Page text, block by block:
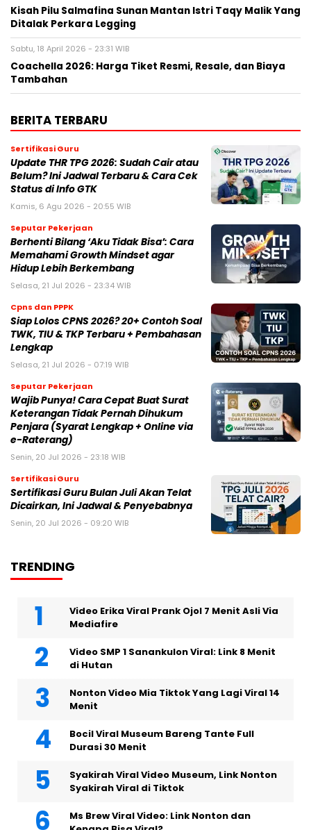
Kisah Pilu Salmafina Sunan Mantan Istri Taqy Malik Yang
Ditalak Perkara Legging
Sabtu, 18 April 2026 - 23:31 WIB
Coachella 2026: Harga Tiket Resmi, Resale, dan Biaya
Tambahan
BERITA TERBARU
Sertifikasi Guru
Update THR TPG 2026: Sudah Cair atau
Belum? Ini Jadwal Terbaru & Cara Cek
Status di Info GTK
Kamis, 6 Agu 2026 - 20:55 WIB
Seputar Pekerjaan
Berhenti Bilang ‘Aku Tidak Bisa’: Cara
Memahami Growth Mindset agar
Hidup Lebih Berkembang
Selasa, 21 Jul 2026 - 23:34 WIB
Cpns dan PPPK
Siap Lolos CPNS 2026? 20+ Contoh Soal
TWK, TIU & TKP Terbaru + Pembahasan
Lengkap
Selasa, 21 Jul 2026 - 07:19 WIB
Seputar Pekerjaan
Wajib Punya! Cara Cepat Buat Surat
Keterangan Tidak Pernah Dihukum
Penjara (Syarat Lengkap + Online via
e-Raterang)
Senin, 20 Jul 2026 - 23:18 WIB
Sertifikasi Guru
Sertifikasi Guru Bulan Juli Akan Telat
Dicairkan, Ini Jadwal & Penyebabnya
Senin, 20 Jul 2026 - 09:20 WIB
TRENDING
Video Erika Viral Prank Ojol 7 Menit Asli Via
Mediafire
Video SMP 1 Sanankulon Viral: Link 8 Menit
di Hutan
Nonton Video Mia Tiktok Yang Lagi Viral 14
Menit
Bocil Viral Museum Bareng Tante Full
Durasi 30 Menit
Syakirah Viral Video Museum, Link Nonton
Syakirah Viral di Tiktok
Ms Brew Viral Video: Link Nonton dan